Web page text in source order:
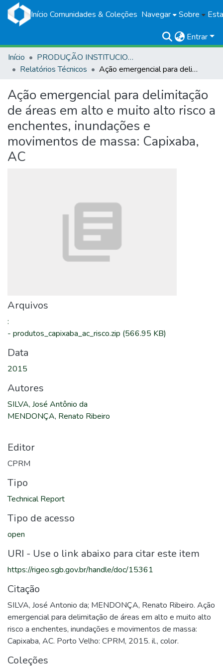
Início Comunidades & Coleções Navegar Sobre
Entrar
Início
PRODUÇÃO INSTITUCIONAL
Relatórios Técnicos
Ação emergencial para delimitação de áreas em alto e muito alto risco a enchentes, inundações e movimentos de massa: Capixaba, AC
Ação emergencial para delimitação
de áreas em alto e muito alto risco a
enchentes, inundações e
movimentos de massa: Capixaba,
AC
Arquivos
:
- produtos_capixaba_ac_risco.zip (566.95 KB)
Data
2015
Autores
SILVA, José Antônio da
MENDONÇA, Renato Ribeiro
Editor
CPRM
Tipo
Technical Report
Tipo de acesso
open
URI - Use o link abaixo para citar este item
https://rigeo.sgb.gov.br/handle/doc/15361
Citação
SILVA, José Antonio da; MENDONÇA, Renato Ribeiro. Ação
emergencial para delimitação de áreas em alto e muito alto
risco a enchentes, inundações e movimentos de massa:
Capixaba, AC. Porto Velho: CPRM, 2015. il., color.
Coleções